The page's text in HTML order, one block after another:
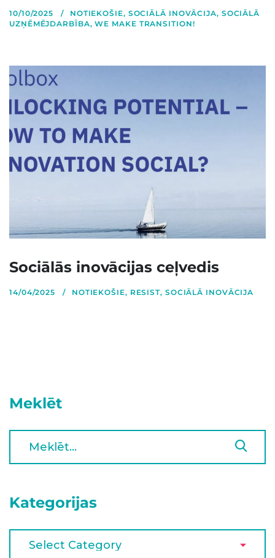
10/10/2025 NOTIEKOŠIE, SOCIĀLĀ INOVĀCIJA, SOCIĀLĀ
UZŅĒMĒJDARBĪBA,WE MAKE TRANSITION!
Sociālās inovācijas ceļvedis
14/04/2025 NOTIEKOŠIE, RESIST, SOCIĀLĀ INOVĀCIJA
Meklēt
Kategorijas